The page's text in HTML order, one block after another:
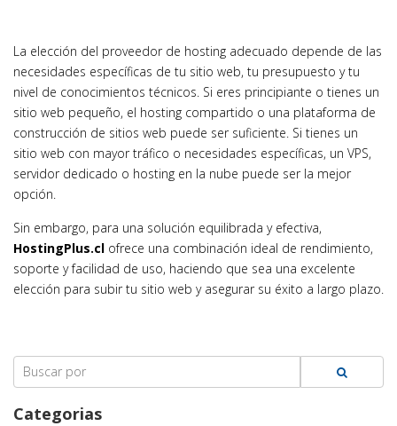
La elección del proveedor de hosting adecuado depende de las
necesidades específicas de tu sitio web, tu presupuesto y tu
nivel de conocimientos técnicos. Si eres principiante o tienes un
sitio web pequeño, el hosting compartido o una plataforma de
construcción de sitios web puede ser suficiente. Si tienes un
sitio web con mayor tráfico o necesidades específicas, un VPS,
servidor dedicado o hosting en la nube puede ser la mejor
opción.
Sin embargo, para una solución equilibrada y efectiva,
HostingPlus.cl ofrece una combinación ideal de rendimiento,
soporte y facilidad de uso, haciendo que sea una excelente
elección para subir tu sitio web y asegurar su éxito a largo plazo.
Search
for:
Categorias